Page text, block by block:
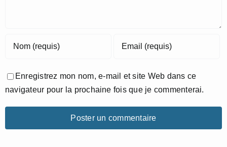
Enregistrez mon nom, e-mail et site Web dans ce
navigateur pour la prochaine fois que je commenterai.